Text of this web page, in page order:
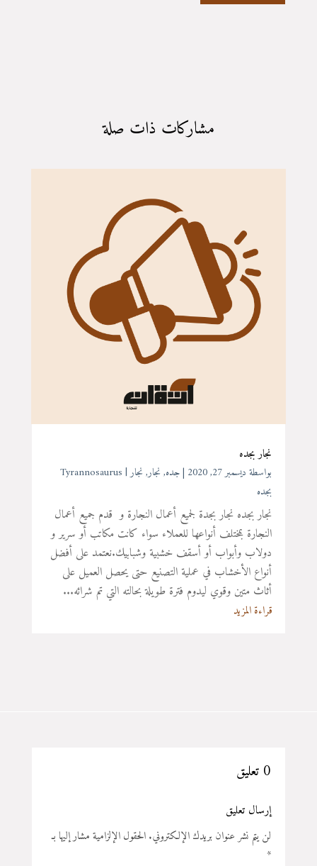
مشاركات ذات صلة
نجار بجده
بواسطة ‪ Tyrannosaurus ديسمبر 27, 2020 |جده, نجار, نجار
بجده
نجار بجده نجار بجدة لجميع أعمال النجارة و قدم جميع أعمال
النجارة بمختلف أنواعها للعملاء سواء كانت مكاتب أو سرير و
دولاب وأبواب أو أسقف خشبية وشبابيك.نعتمد على أفضل
أنواع الأخشاب في عملية التصنيع حتى يحصل العميل على
أثاث متين وقوي ليدوم فترة طويلة بحالته التي تم شرائه...
قراءة المزيد
0 تعليق
إرسال تعليق
لن يتم نشر عنوان بريدك الإلكتروني.الحقول الإلزامية مشار إليها بـ
*